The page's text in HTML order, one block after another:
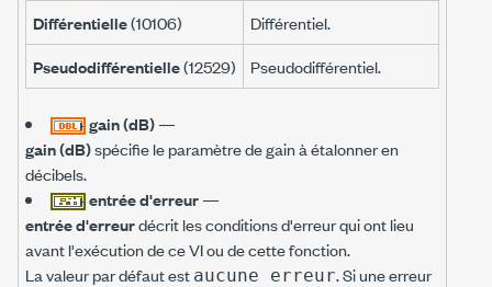
Différentielle(10106)
Différentiel.
Pseudodifférentielle(12529) Pseudodifférentiel.
gain (dB)—
gain (dB)spécifie le paramètre de gain à étalonner en
décibels.
entrée d'erreur—
entrée d'erreurdécrit les conditions d'erreur qui ont lieu
avant l'exécution de ce VI ou de cette fonction.
La valeur par défaut est aucune erreur. Si une erreur